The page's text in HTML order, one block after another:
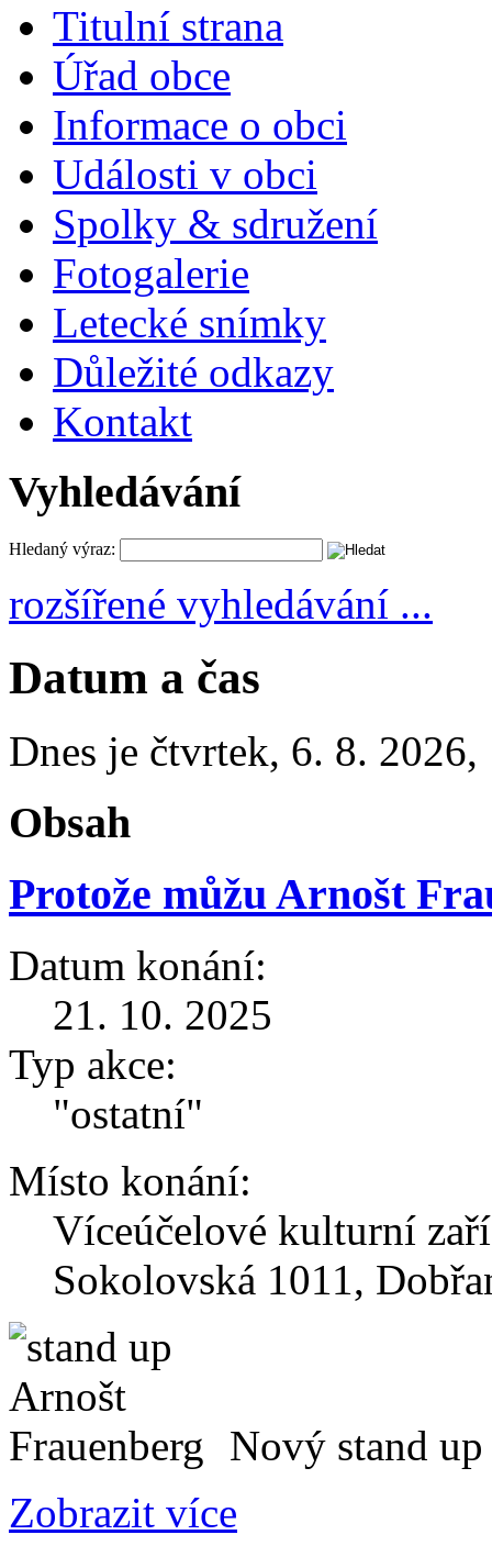
Titulní strana
Úřad obce
Informace o obci
Události v obci
Spolky & sdružení
Fotogalerie
Letecké snímky
Důležité odkazy
Kontakt
Vyhledávání
Hledaný výraz:
rozšířené vyhledávání ...
Datum a čas
Dnes je čtvrtek, 6. 8. 2026,
Obsah
Protože můžu Arnošt
Datum konání:
21. 10. 2025
Typ akce:
"ostatní"
Místo konání:
Víceúčelové kulturní
Sokolovská 1011,
Nový stand
Zobrazit více